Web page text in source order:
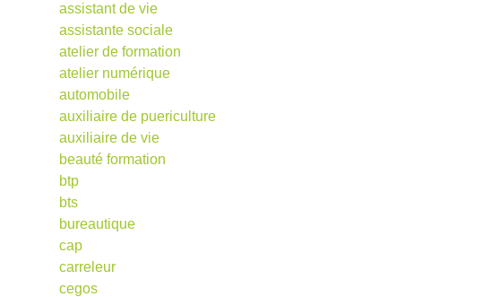
assistant de vie
assistante sociale
atelier de formation
atelier numérique
automobile
auxiliaire de puericulture
auxiliaire de vie
beauté formation
btp
bts
bureautique
cap
carreleur
cegos